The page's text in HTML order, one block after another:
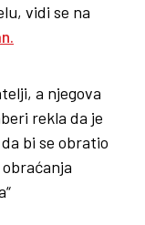
vidi se na
a njegova
rekla da je
bi se obratio